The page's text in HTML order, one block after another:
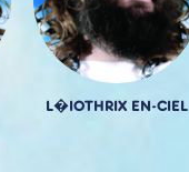
L�IOTHRIX EN-CIEL